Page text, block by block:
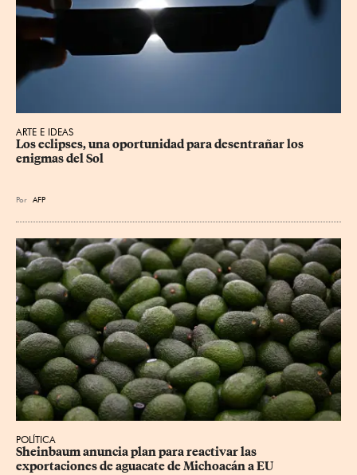
ARTE E IDEAS
Los eclipses, una oportunidad para desentrañar los
enigmas del Sol
Por AFP
POLÍTICA
Sheinbaum anuncia plan para reactivar las
exportaciones de aguacate de Michoacán a EU